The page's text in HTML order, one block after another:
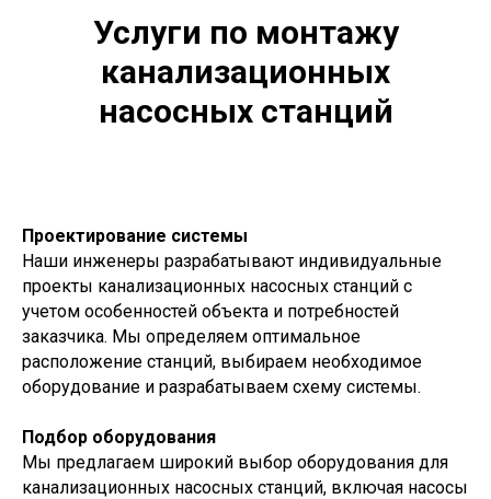
Услуги по монтажу
канализационных
насосных станций
Проектирование системы
Наши инженеры разрабатывают индивидуальные
проекты канализационных насосных станций с
учетом особенностей объекта и потребностей
заказчика. Мы определяем оптимальное
расположение станций, выбираем необходимое
оборудование и разрабатываем схему системы.
Подбор оборудования
Мы предлагаем широкий выбор оборудования для
канализационных насосных станций, включая насосы